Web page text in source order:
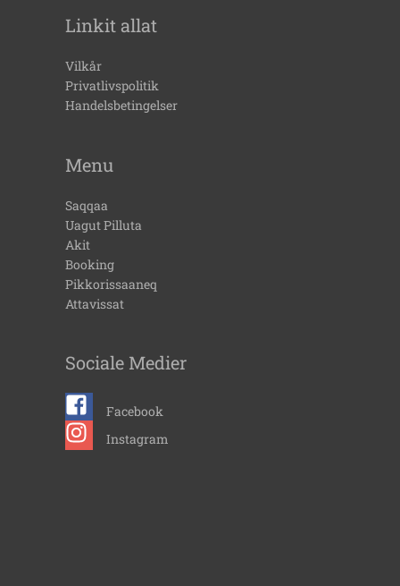
Linkit allat
Vilkår
Privatlivspolitik
Handelsbetingelser
Menu
Saqqaa
Uagut Pilluta
Akit
Booking
Pikkorissaaneq
Attavissat
Sociale Medier
Facebook
Instagram